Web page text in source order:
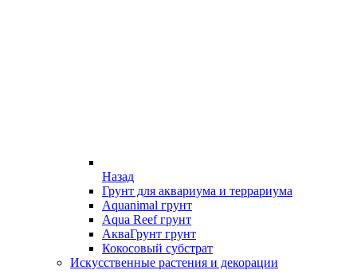
Назад
Грунт для аквариума и террариума
Aquanimal грунт
Aqua Reef грунт
АкваГрунт грунт
Кокосовый субстрат
Искусственные растения и декорации